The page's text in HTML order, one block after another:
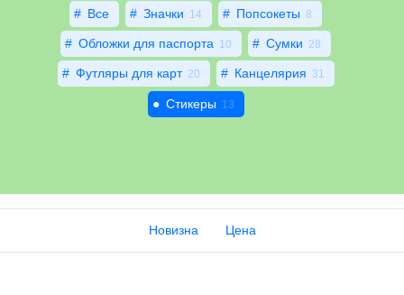
Все Значки 14 Попсокеты 8
Обложки для паспорта 10 Сумки 28
Футляры для карт 20 Канцелярия 31
Стикеры 13
Новизна Цена